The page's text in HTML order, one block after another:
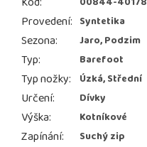
Provedení: Syntetika
Sezona: Jaro, Podzim
Typ: Barefoot
Typ nožky: Úzká, Střední
Určení: Dívky
Výška: Kotníkové
Zapínání: Suchý zip